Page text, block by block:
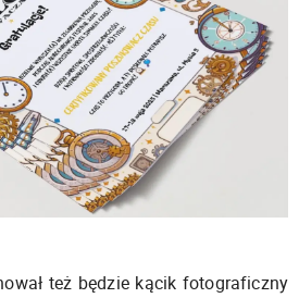
też będzie kącik fotograficzny